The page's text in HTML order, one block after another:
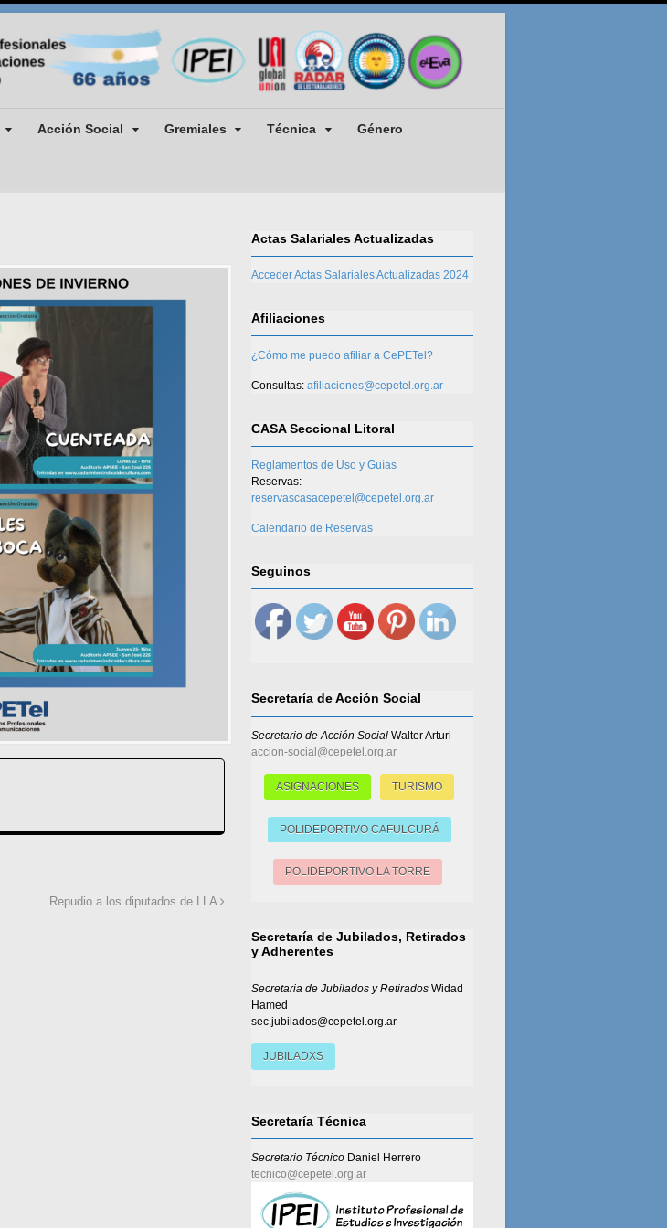
Acción Social Gremiales Técnica Género
Repudio a los diputados de LLA
Actas Salariales Actualizadas
Acceder Actas Salariales Actualizadas 2024
Afiliaciones
¿Cómo me puedo afiliar a CePETel?
Consultas:afiliaciones@cepetel.org.ar
CASA Seccional Litoral
Reglamentos de Uso y Guías
Reservas:
reservascasacepetel@cepetel.org.ar
Calendario de Reservas
Seguinos
Secretaría de Acción Social
Secretario de Acción Social Walter Arturi
accion-social@cepetel.org.ar
ASIGNACIONES TURISMO
POLIDEPORTIVO CAFULCURÁ
POLIDEPORTIVO LA TORRE
Secretaría de Jubilados, Retirados
y Adherentes
Secretaria de Jubilados y Retirados Widad
Hamed
sec.jubilados@cepetel.org.ar
JUBILADXS
Secretaría Técnica
Secretario Técnico Daniel Herrero
tecnico@cepetel.org.ar